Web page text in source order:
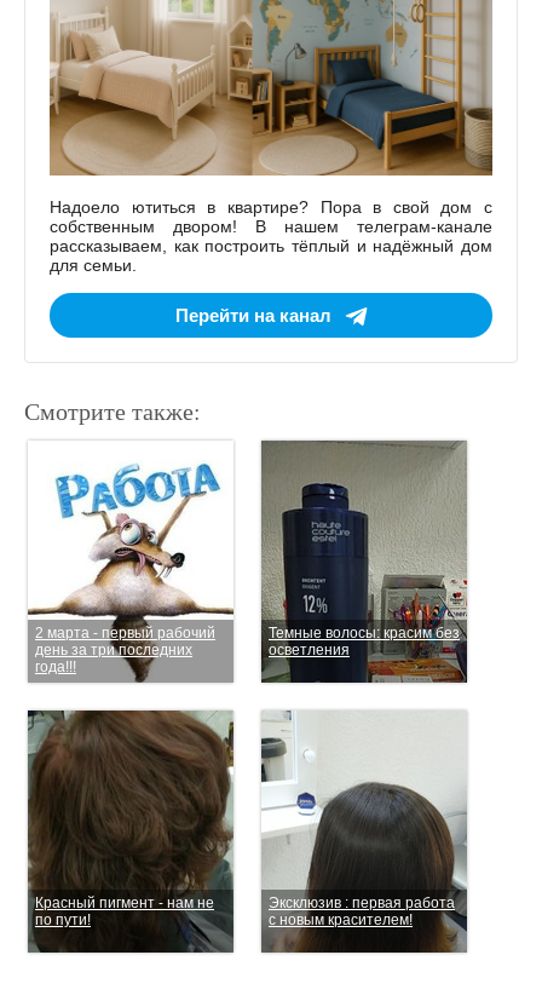
Надоело ютиться в квартире? Пора в свой дом с
собственным двором! В нашем телеграм-канале
рассказываем, как построить тёплый и надёжный дом
для семьи.
Перейти на канал
Смотрите также:
2 марта - первый рабочий
день за три последних
года!!!
Темные волосы: красим без
осветления
Красный пигмент - нам не
по пути!
Эксклюзив : первая работа
с новым красителем!